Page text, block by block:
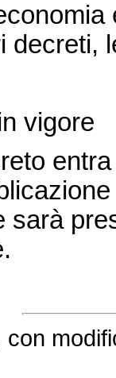
decreti,
vigore
entra
sarà
con